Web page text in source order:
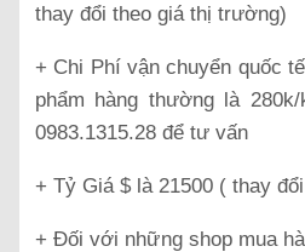
thay đổi theo giá thị trường)
+ Chi Phí vận chuyển quốc
phẩm hàng thường là
0983.1315.28 để tư vấn
+ Tỷ Giá $ là 21500 ( thay
+ Đối với những shop mua